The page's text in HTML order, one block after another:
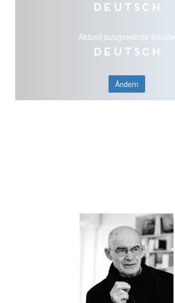
Deutsch
Aktuell ausgewählte Inhalte
Deutsch
Ändern